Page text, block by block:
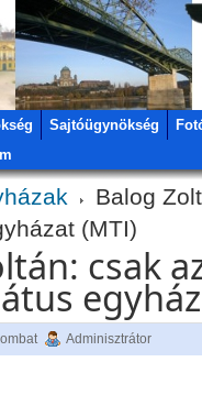
Sajtóügynökség
Balog
(MTI)
csak
Adminisztrátor